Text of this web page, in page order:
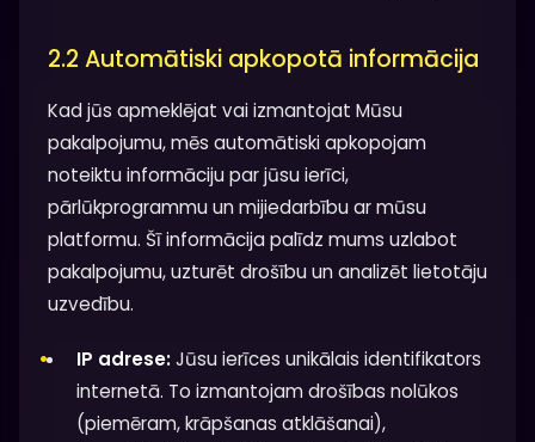
2.2 Automātiski apkopotā informācija
Kad jūs apmeklējat vai izmantojat Mūsu
pakalpojumu, mēs automātiski apkopojam
noteiktu informāciju par jūsu ierīci,
pārlūkprogrammu un mijiedarbību ar mūsu
platformu. Šī informācija palīdz mums uzlabot
pakalpojumu, uzturēt drošību un analizēt lietotāju
uzvedību.
IP adrese:Jūsu ierīces unikālais identifikators
internetā. To izmantojam drošības nolūkos
(piemēram, krāpšanas atklāšanai),